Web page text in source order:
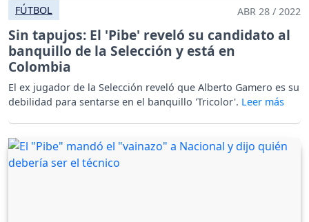
FÚTBOL ABR 28 / 2022
Sin tapujos: El 'Pibe' reveló su candidato al
banquillo de la Selección y está en
Colombia
El ex jugador de la Selección reveló que Alberto Gamero es su
debilidad para sentarse en el banquillo 'Tricolor'.